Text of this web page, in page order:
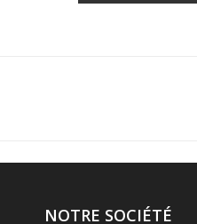
NOTRE SOCIÉTÉ